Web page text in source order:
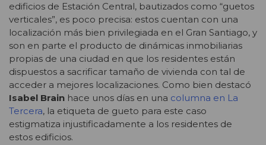
edificios de Estación Central, bautizados como “guetos
verticales”, es poco precisa: estos cuentan con una
localización más bien privilegiada en el Gran Santiago, y
son en parte el producto de dinámicas inmobiliarias
propias de una ciudad en que los residentes están
dispuestos a sacrificar tamaño de vivienda con tal de
acceder a mejores localizaciones. Como bien destacó
Isabel Brain hace unos días en una columna en La
Tercera, la etiqueta de gueto para este caso
estigmatiza injustificadamente a los residentes de
estos edificios.